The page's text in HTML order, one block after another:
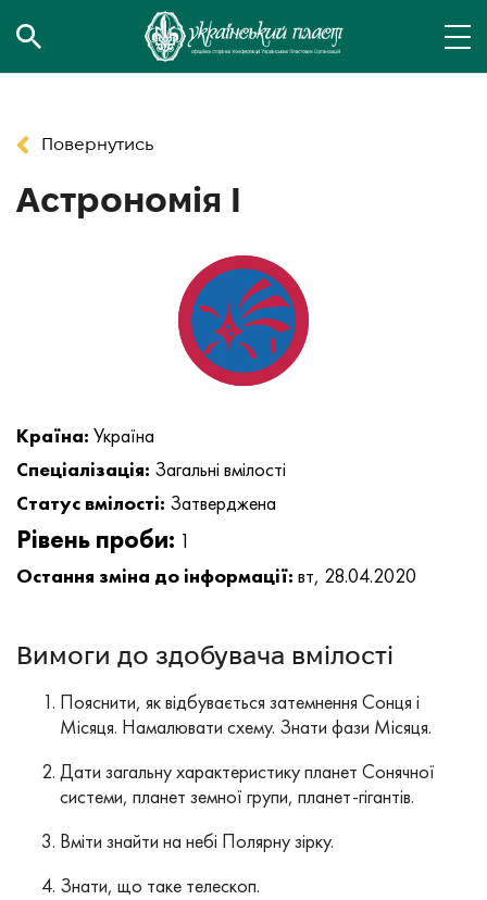
Повернутись
Астрономія І
Країна: Україна
Спеціалізація: Загальні вмілості
Статус вмілості: Затверджена
Рівень проби: 1
Остання зміна до інформації: вт, 28.04.2020
Вимоги до здобувача вмілості
Пояснити, як відбувається затемнення Сонця і
Місяця. Намалювати схему. Знати фази Місяця.
Дати загальну характеристику планет Сонячної
системи, планет земної групи, планет-гігантів.
Вміти знайти на небі Полярну зірку.
Знати, що таке телескоп.